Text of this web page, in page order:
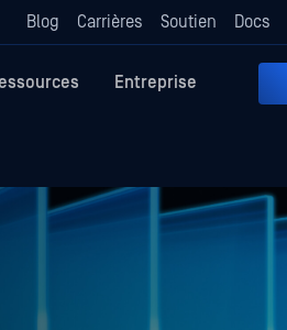
Blog Carrières Soutien Docs
Entreprise